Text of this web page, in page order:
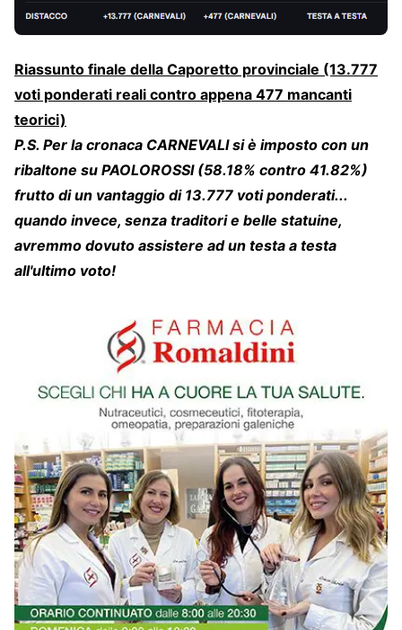
Riassunto finale della Caporetto provinciale (13.777
voti ponderati reali contro appena 477 mancanti
teorici)
P.S. Per la cronaca CARNEVALI si è imposto con un
ribaltone su PAOLOROSSI (58.18% contro 41.82%)
frutto di un vantaggio di 13.777 voti ponderati...
quando invece, senza traditori e belle statuine,
avremmo dovuto assistere ad un testa a testa
all'ultimo voto!